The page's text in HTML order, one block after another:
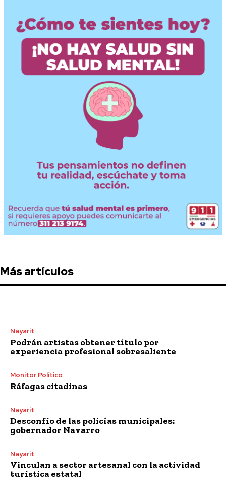
Más artículos
Nayarit
Podrán artistas obtener título por
experiencia profesional sobresaliente
Monitor Político
Ráfagas citadinas
Nayarit
Desconfío de las policías municipales:
gobernador Navarro
Nayarit
Vinculan a sector artesanal con la actividad
turística estatal